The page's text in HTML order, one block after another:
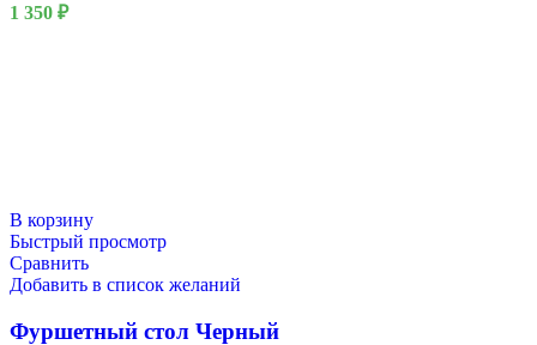
1 350 ₽
В корзину
Быстрый просмотр
Сравнить
Добавить в список желаний
Фуршетный стол Черный